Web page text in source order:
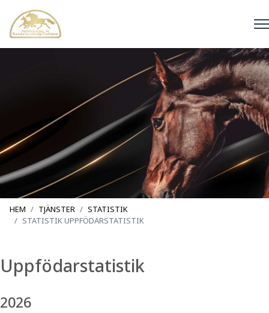
HEM TJÄNSTER
STATISTIK
STATISTIK UPPFÖDARSTATISTIK
Uppfödarstatistik
2026